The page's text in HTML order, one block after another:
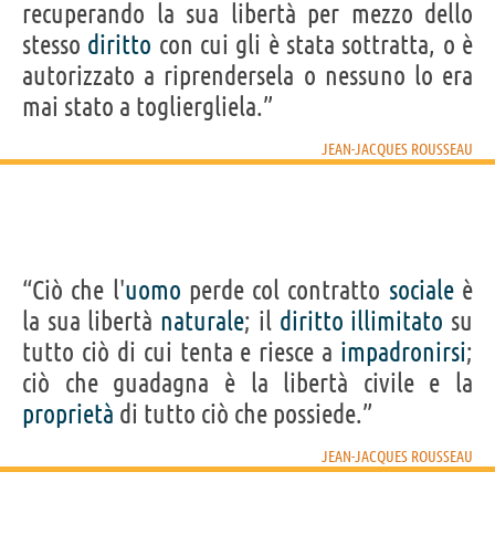
recuperando la sua libertà per mezzo dello
stesso diritto con cui gli è stata sottratta, o è
autorizzato a riprendersela o nessuno lo era
mai stato a togliergliela.”
JEAN-JACQUES ROUSSEAU
“Ciò che l'uomo perde col contratto socialeè
la sua libertà naturale; il diritto illimitato su
tutto ciò di cui tenta e riesce a impadronirsi;
ciò che guadagna è la libertà civile e la
proprietà di tutto ciò che possiede.”
JEAN-JACQUES ROUSSEAU